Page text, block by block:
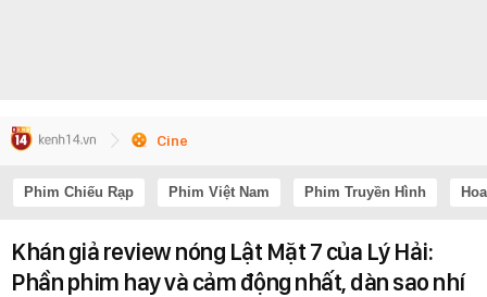
Cine
Phim Chiếu Rạp Phim Việt Nam Phim Truyền Hình
Khán giả review nóng Lật Mặt 7 của Lý Hải:
Phần phim hay và cảm động nhất, dàn sao nhí